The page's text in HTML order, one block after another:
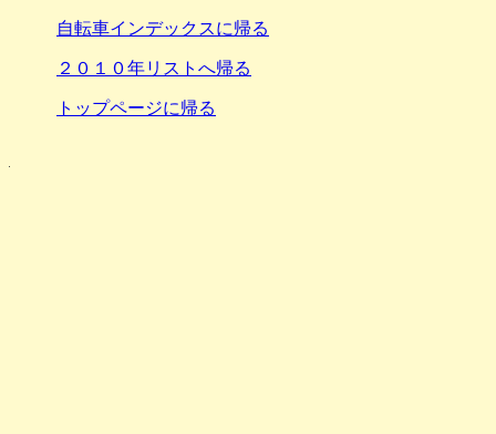
自転車インデックスに帰る
２０１０年リストへ帰る
トップページに帰る